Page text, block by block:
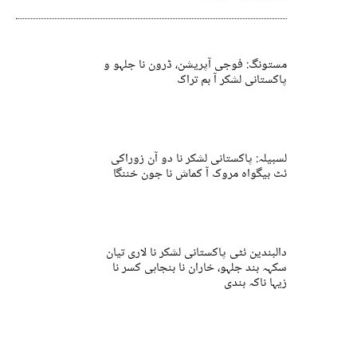
مستونگ: فوجی آپریشن، ڈرون نا جلہو و
پاکستانی لشکر آ بم تراک
لسبیلہ: پاکستانی لشکر نا دو آن زوراکی
ئٹ بیگواہ مروک آ کماش نا جون خننگا
دالبندین ئٹی پاکستانی لشکر نا لاری تیان
سکہہ بند جلہو، خاران نا بنجاہی کسر نا
زیہا ناکہ بندی